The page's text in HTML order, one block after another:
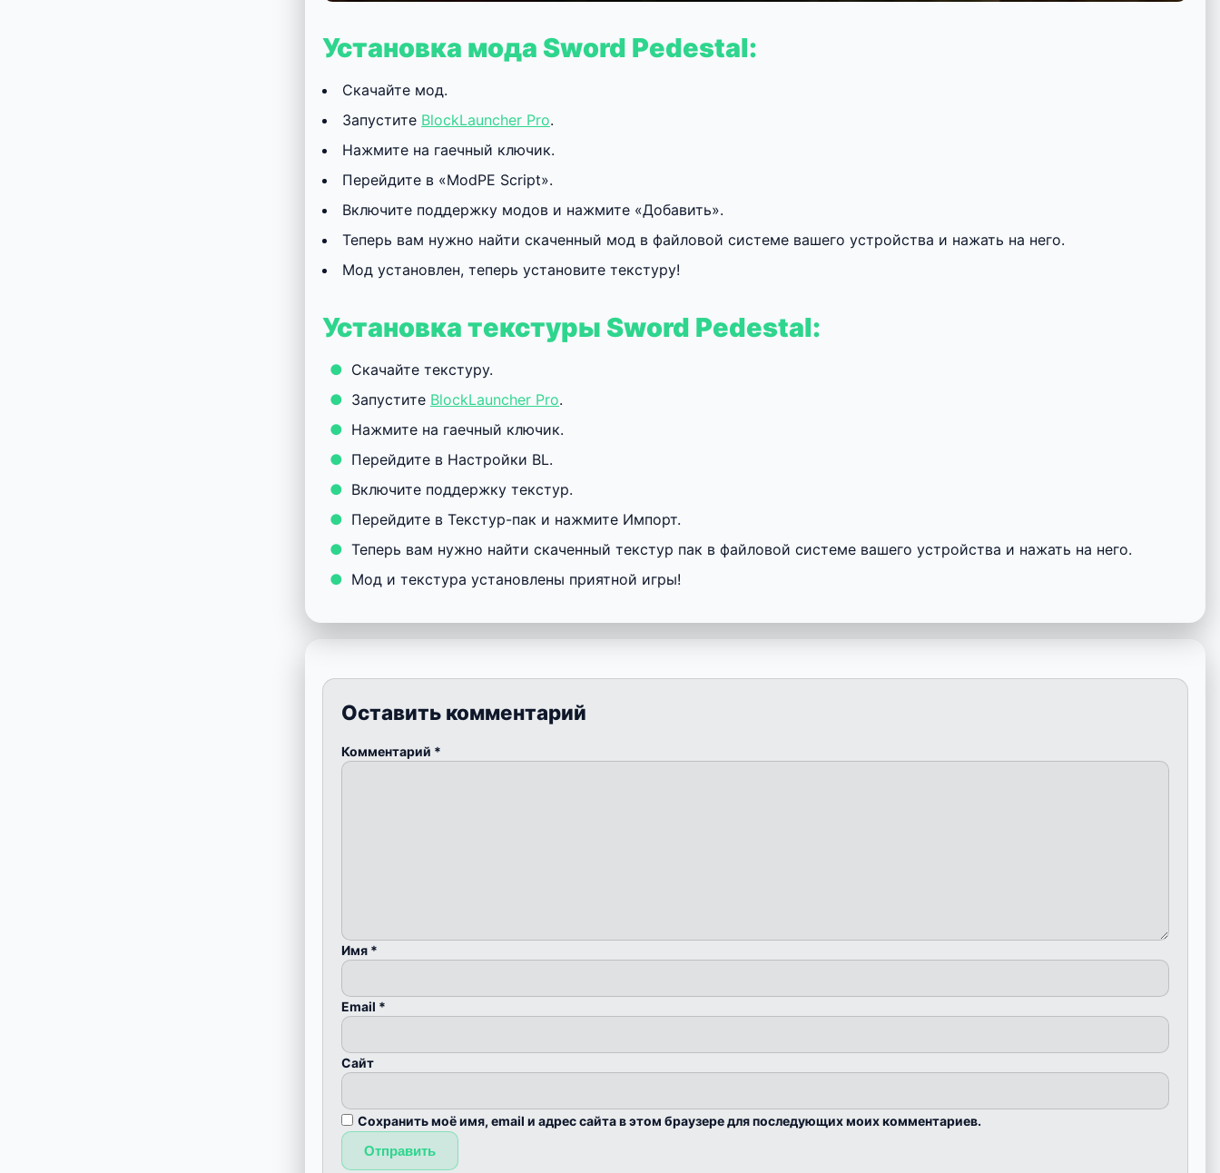
Установка мода Sword Pedestal:
Скачайте мод.
Запустите BlockLauncher Pro.
Нажмите на гаечный ключик.
Перейдите в «ModPE Script».
Включите поддержку модов и нажмите «Добавить».
Теперь вам нужно найти скаченный мод в файловой системе вашего устройства и нажать на него.
Мод установлен, теперь установите текстуру!
Установка текстуры Sword Pedestal:
Скачайте текстуру.
Запустите BlockLauncher Pro.
Нажмите на гаечный ключик.
Перейдите в Настройки BL.
Включите поддержку текстур.
Перейдите в Текстур-пак и нажмите Импорт.
Теперь вам нужно найти скаченный текстур пак в файловой системе вашего устройства и нажать на него.
Мод и текстура установлены приятной игры!
Оставить комментарий
Комментарий *
Имя *
Email *
Сайт
Сохранить моё имя, email и адрес сайта в этом браузере для последующих моих комментариев.